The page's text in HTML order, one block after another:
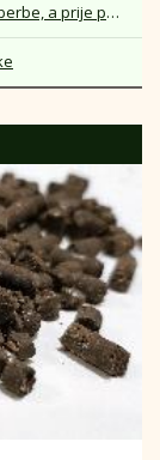
Zašto je bitno folijarno prihraniti nasad nakon berbe, a prije pada lista